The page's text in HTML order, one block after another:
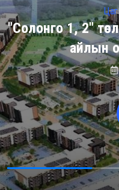
Цаг
"Солонго 1, 2"
айлын